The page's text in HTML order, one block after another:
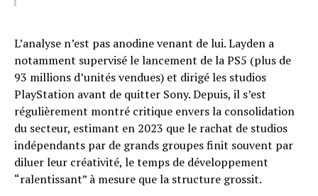
L’analyse n’est pas anodine venant de lui. Layden a
notamment supervisé le lancement de la PS5 (plus de
93 millions d’unités vendues) et dirigé les studios
PlayStation avant de quitter Sony. Depuis, il s’est
régulièrement montré critique envers la consolidation
du secteur, estimant en 2023 que le rachat de studios
indépendants par de grands groupes finit souvent par
diluer leur créativité, le temps de développement
“ralentissant” à mesure que la structure grossit.